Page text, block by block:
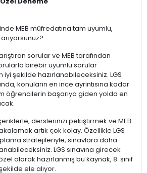
MEB müfredatına tam uyumlu,
sorular ve MEB tarafından
birebir uyumlu sorular
iyi şekilde hazırlanabileceksiniz. LGS
konuların en ince ayrıntısına kadar
öğrencilerin başarıya giden yolda en
derslerinizi pekiştirmek ve MEB
artık çok kolay. Özellikle LGS
stratejileriyle, sınavlara daha
LGS sınavına girecek
olarak hazırlanmış bu kaynak, 8. sınıf
ele alıyor.